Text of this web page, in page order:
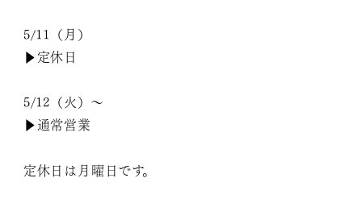
5/11（月）
▶︎定休日
5/12（火）〜
▶︎通常営業
定休日は月曜日です。